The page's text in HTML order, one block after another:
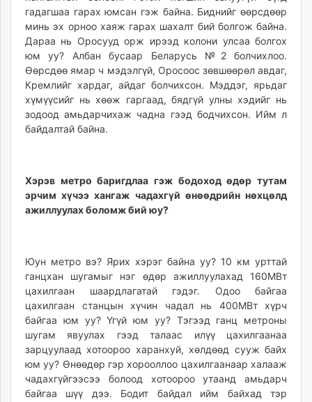
гадагшаа гарах юмсан гэж байна. Биднийг өөрсдөөр
минь эх орноо хаяж гарах шахалт бий болгож байна.
Дараа нь Оросууд орж ирээд колони улсаа болгох
юм уу? Албан бусаар Беларусь №2 болчихлоо.
Өөрсдөө ямар ч мэдэлгүй, Оросоос зөвшөөрөл авдаг,
Кремлийг хардаг, айдаг болчихсон. Мэддэг, ярьдаг
хүмүүсийг нь хөөж гаргаад, бядгүй улны хэдийг нь
зодоод амьдарчихаж чадна гээд бодчихсон. Ийм л
байдалтай байна.
Хэрэв метро баригдлаа гэж бодоход өдөр тутам
эрчим хүчээ хангаж чадахгүй өнөөдрийн нөхцөлд
ажиллуулах боломж бий юу?
Юун метро вэ? Ярих хэрэг байна уу? 10 км урттай
ганцхан шугамыг нэг өдөр ажиллуулахад 160МВт
цахилгаан шаардлагатай гэдэг. Одоо байгаа
цахилгаан станцын хүчин чадал нь 400МВт хүрч
байгаа юм уу? Үгүй юм уу? Тэгээд ганц метроны
шугам явуулах гээд талаас илүү цахилгаанаа
зарцуулаад хотоороо харанхуй, хөлдөөд сууж байх
юм уу? Өнөөдөр гэр хорооллоо цахилгаанаар халааж
чадахгүйгээсээ болоод хотоороо утаанд амьдарч
байгаа шүү дээ. Бодит байдал ийм байхад тэр